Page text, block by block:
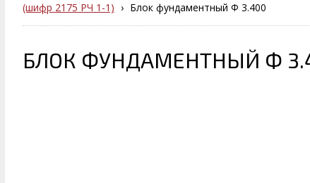
(шифр 2175 РЧ 1-1) › Блок фундаментный Ф 3.400
БЛОК ФУНДАМЕНТНЫЙ Ф